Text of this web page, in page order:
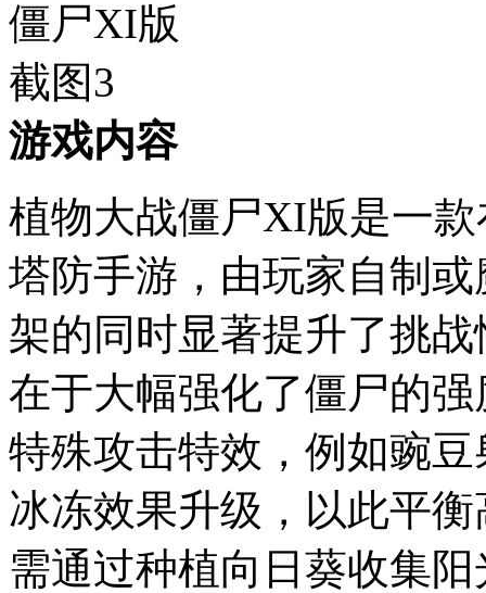
游戏内容
植物大战僵尸XI版是一
塔防手游，由玩家自制
架的同时显著提升了挑
在于大幅强化了僵尸的
特殊攻击特效，例如豌
冰冻效果升级，以此平
需通过种植向日葵收集